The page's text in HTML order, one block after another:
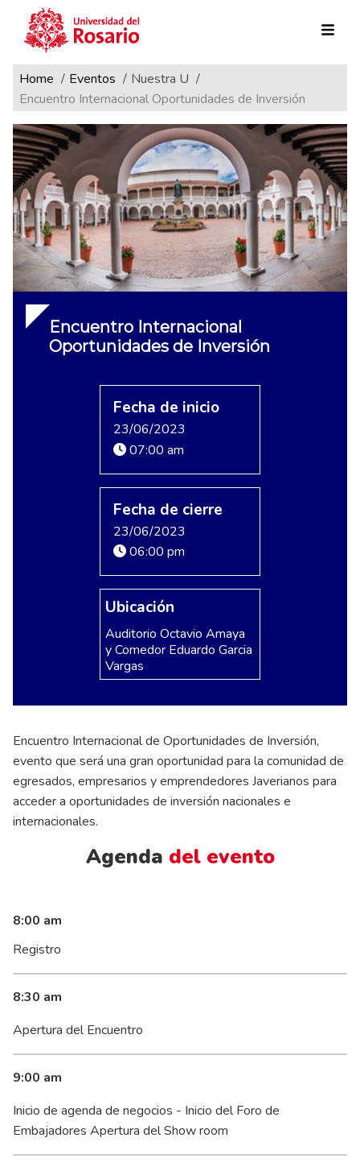
Pasar al contenido principal
Ruta de navegación
Home Eventos
Nuestra U
Encuentro Internacional Oportunidades de Inversión
Encuentro Internacional
Oportunidades de Inversión
Fecha de inicio
23/06/2023
07:00 am
Fecha de cierre
23/06/2023
06:00 pm
Ubicación
Auditorio Octavio Amaya
y Comedor Eduardo Garcia
Vargas
Encuentro Internacional de Oportunidades de Inversión,
evento que será una gran oportunidad para la comunidad de
egresados, empresarios y emprendedores Javerianos para
acceder a oportunidades de inversión nacionales e
internacionales.
Agenda del evento
8:00 am
Registro
8:30 am
Apertura del Encuentro
9:00 am
Inicio de agenda de negocios - Inicio del Foro de
Embajadores Apertura del Show room